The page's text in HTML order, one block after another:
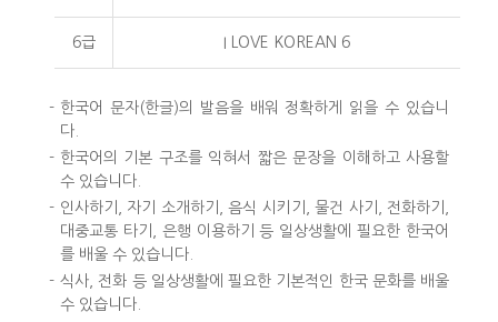
6급 I LOVE KOREAN 6
- 한국어 문자(한글)의 발음을 배워 정확하게 읽을 수 있습니
다.
- 한국어의 기본 구조를 익혀서 짧은 문장을 이해하고 사용할
수 있습니다.
- 인사하기, 자기 소개하기, 음식 시키기, 물건 사기, 전화하기,
대중교통 타기, 은행 이용하기 등 일상생활에 필요한 한국어
를 배울 수 있습니다.
- 식사, 전화 등 일상생활에 필요한 기본적인 한국 문화를 배울
수 있습니다.